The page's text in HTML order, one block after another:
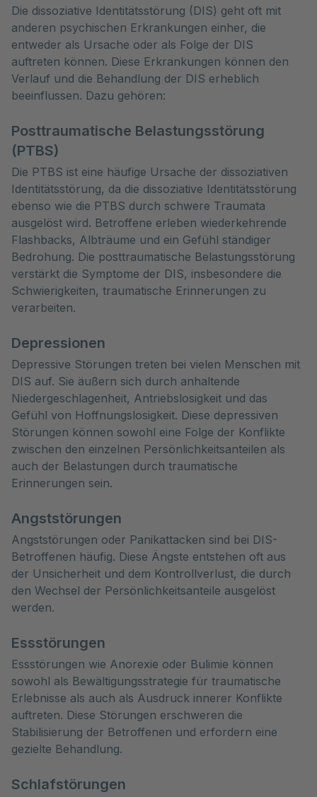
Die dissoziative Identitätsstörung (DIS) geht oft mit
anderen psychischen Erkrankungen einher, die
entweder als Ursache oder als Folge der DIS
auftreten können. Diese Erkrankungen können den
Verlauf und die Behandlung der DIS erheblich
beeinflussen. Dazu gehören:
Posttraumatische Belastungsstörung
(PTBS)
Die PTBS ist eine häufige Ursache der dissoziativen
Identitätsstörung, da die dissoziative Identitätsstörung
ebenso wie die PTBS durch schwere Traumata
ausgelöst wird. Betroffene erleben wiederkehrende
Flashbacks, Albträume und ein Gefühl ständiger
Bedrohung. Die posttraumatische Belastungsstörung
verstärkt die Symptome der DIS, insbesondere die
Schwierigkeiten, traumatische Erinnerungen zu
verarbeiten.
Depressionen
Depressive Störungen treten bei vielen Menschen mit
DIS auf. Sie äußern sich durch anhaltende
Niedergeschlagenheit, Antriebslosigkeit und das
Gefühl von Hoffnungslosigkeit. Diese depressiven
Störungen können sowohl eine Folge der Konflikte
zwischen den einzelnen Persönlichkeitsanteilen als
auch der Belastungen durch traumatische
Erinnerungen sein.
Angststörungen
Angststörungen oder Panikattacken sind bei DIS-
Betroffenen häufig. Diese Ängste entstehen oft aus
der Unsicherheit und dem Kontrollverlust, die durch
den Wechsel der Persönlichkeitsanteile ausgelöst
werden.
Essstörungen
Essstörungen wie Anorexie oder Bulimie können
sowohl als Bewältigungsstrategie für traumatische
Erlebnisse als auch als Ausdruck innerer Konflikte
auftreten. Diese Störungen erschweren die
Stabilisierung der Betroffenen und erfordern eine
gezielte Behandlung.
Schlafstörungen